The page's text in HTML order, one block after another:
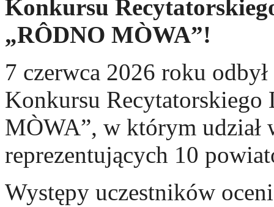
Konkursu
„RÔDNO MÒWA”!
7 czerwca 2026 roku
Konkursu
MÒWA”, w którym udział
reprezentujących 10
Występy uczestników